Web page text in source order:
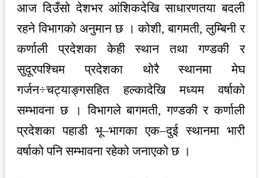
आज दिउँसो देशभर आंशिकदेखि साधारणतया बदली
रहने विभागको अनुमान छ । कोशी, बागमती, लुम्बिनी र
कर्णाली प्रदेशका केही स्थान तथा गण्डकी र
सुदूरपश्चिम प्रदेशका थोरै स्थानमा मेघ
गर्जन÷चट्याङ्गसहित हल्कादेखि मध्यम वर्षाको
सम्भावना छ । विभागले बागमती, गण्डकी र कर्णाली
प्रदेशका पहाडी भू–भागका एक–दुई स्थानमा भारी
वर्षाको पनि सम्भावना रहेको जनाएको छ ।